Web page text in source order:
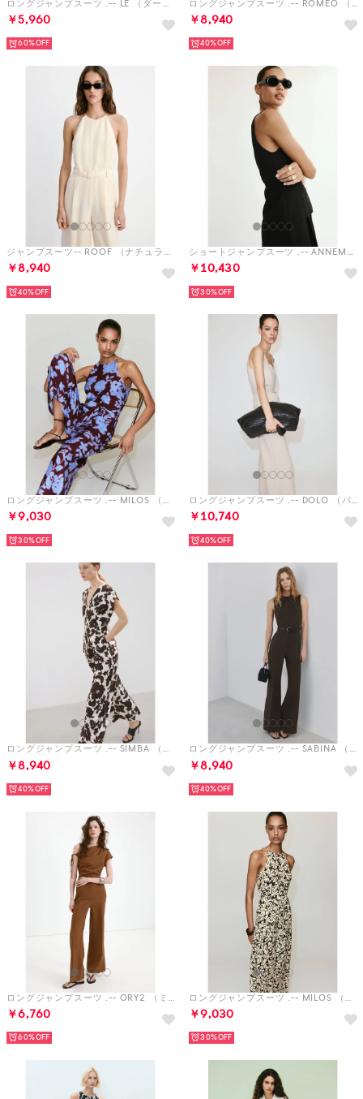
ロングジャンプスーツ .-- LE （ダークブラウン）
￥5,960
60%
ロングジャンプスーツ .-- ROMEO （ダークブラウン）
￥8,940
40%
ジャンプスーツ-- ROOF （ナチュラルホワイト）
￥8,940
40%
ショートジャンプスーツ .-- ANNEMARY （ブラック）
￥10,430
30%
ロングジャンプスーツ .-- MILOS （ミディアムブルー）
￥9,030
30%
ロングジャンプスーツ .-- DOLO （パステルブラウン）
￥10,740
40%
ロングジャンプスーツ .-- SIMBA （ナチュラルホワイト）
￥8,940
40%
ロングジャンプスーツ .-- SABINA （ブラウン）
￥8,940
40%
ロングジャンプスーツ .-- ORY2 （ミディアムブラウン）
￥6,760
60%
ロングジャンプスーツ .-- MILOS （ブラック）
￥9,030
30%